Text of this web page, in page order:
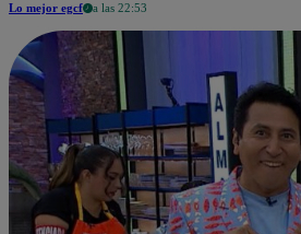
Lo mejor egcf a las 22:53